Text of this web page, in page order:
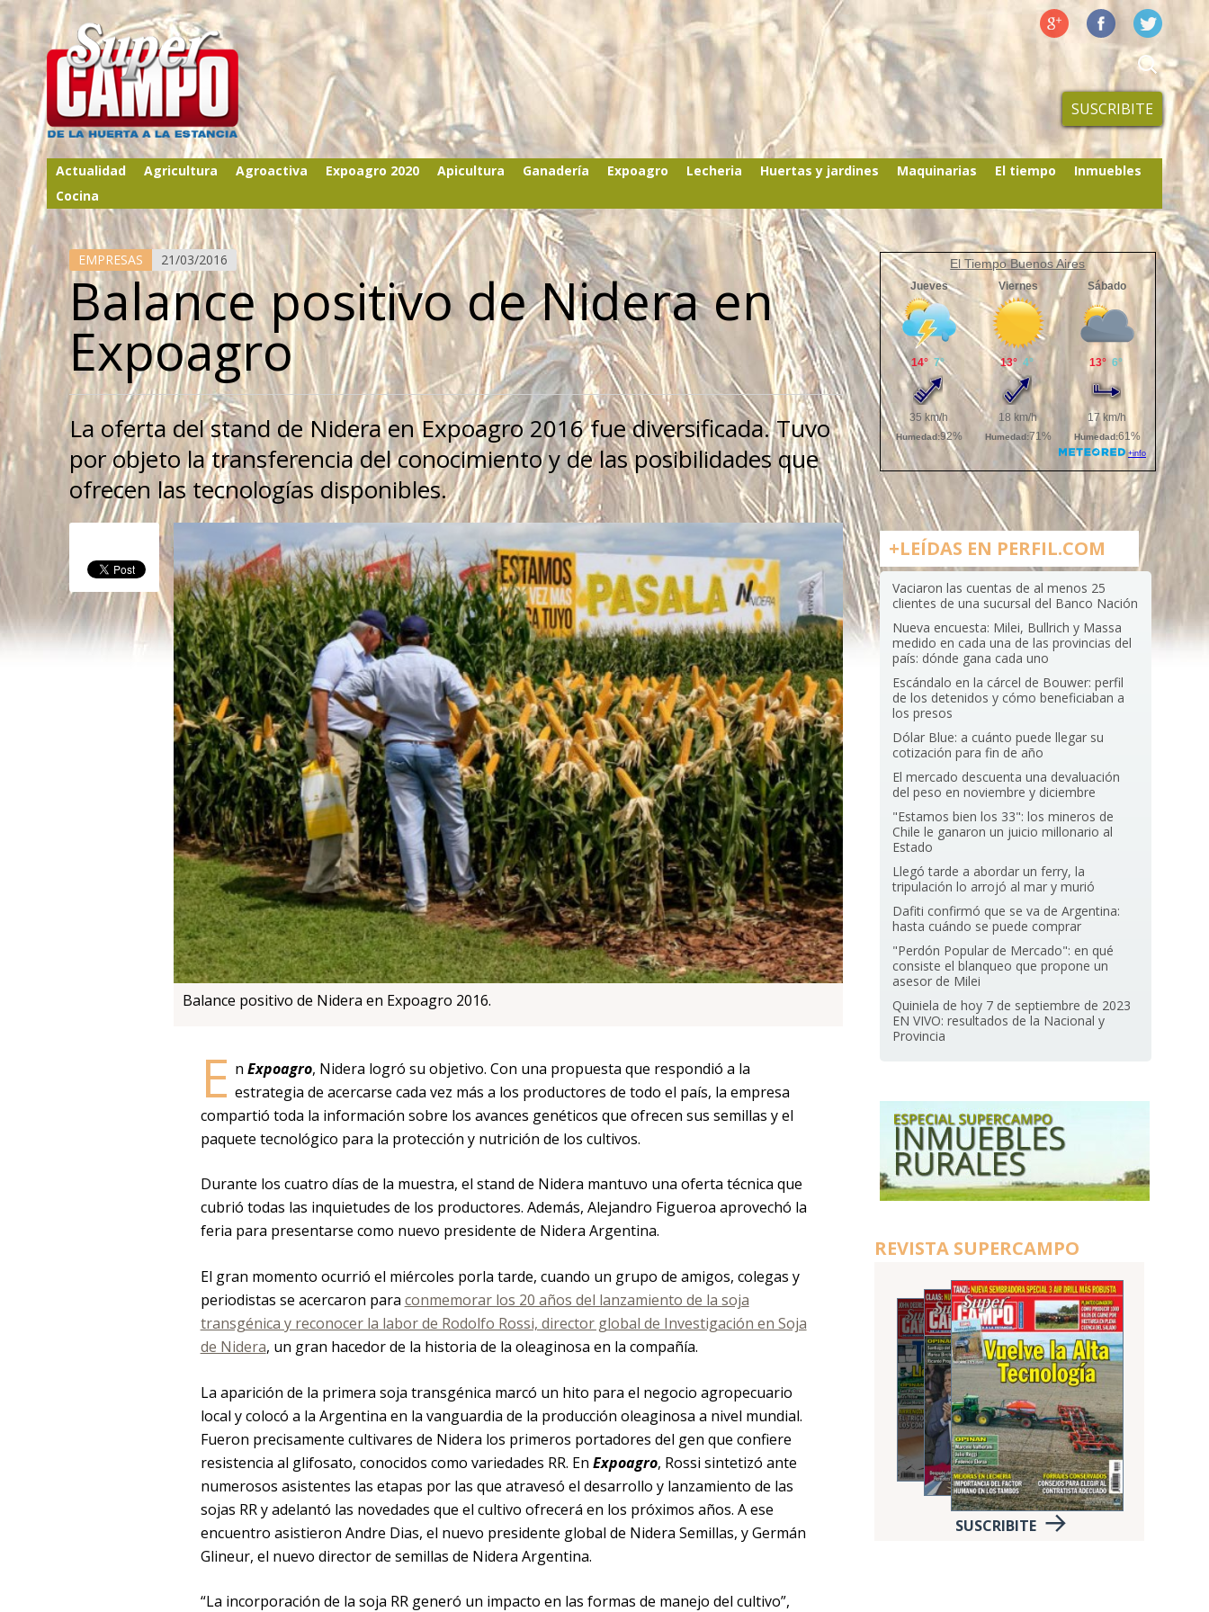
SUSCRIBITE
Actualidad Agricultura Agroactiva Expoagro 2020 Apicultura Ganadería Expoagro Lecheria Huertas y jardines Maquinarias El tiempo
Inmuebles
Cocina
EMPRESAS 21/03/2016
Balance positivo de Nidera en
Expoagro
La oferta del stand de Nidera en Expoagro 2016 fue diversificada. Tuvo
por objeto la transferencia del conocimiento y de las posibilidades que
ofrecen las tecnologías disponibles.
Balance positivo de Nidera en Expoagro 2016.
E n Expoagro, Nidera logró su objetivo. Con una propuesta que respondió a la
estrategia de acercarse cada vez más a los productores de todo el país, la empresa
compartió toda la información sobre los avances genéticos que ofrecen sus semillas y el
paquete tecnológico para la protección y nutrición de los cultivos.
Durante los cuatro días de la muestra, el stand de Nidera mantuvo una oferta técnica que
cubrió todas las inquietudes de los productores. Además, Alejandro Figueroa aprovechó la
feria para presentarse como nuevo presidente de Nidera Argentina.
El gran momento ocurrió el miércoles porla tarde, cuando un grupo de amigos, colegas y
periodistas se acercaron para conmemorar los 20 años del lanzamiento de la soja
transgénica y reconocer la labor de Rodolfo Rossi, director global de Investigación en Soja
de Nidera, un gran hacedor de la historia de la oleaginosa en la compañía.
La aparición de la primera soja transgénica marcó un hito para el negocio agropecuario
local y colocó a la Argentina en la vanguardia de la producción oleaginosa a nivel mundial.
Fueron precisamente cultivares de Nidera los primeros portadores del gen que confiere
resistencia al glifosato, conocidos como variedades RR. En Expoagro, Rossi sintetizó ante
numerosos asistentes las etapas por las que atravesó el desarrollo y lanzamiento de las
sojas RR y adelantó las novedades que el cultivo ofrecerá en los próximos años. A ese
encuentro asistieron Andre Dias, el nuevo presidente global de Nidera Semillas, y Germán
Glineur, el nuevo director de semillas de Nidera Argentina.
“La incorporación de la soja RR generó un impacto en las formas de manejo del cultivo”,
El Tiempo Buenos Aires
+LEÍDAS EN PERFIL.COM
Vaciaron las cuentas de al menos 25
clientes de una sucursal del Banco Nación
Nueva encuesta: Milei, Bullrich y Massa
medido en cada una de las provincias del
país: dónde gana cada uno
Escándalo en la cárcel de Bouwer: perfil
de los detenidos y cómo beneficiaban a
los presos
Dólar Blue: a cuánto puede llegar su
cotización para fin de año
El mercado descuenta una devaluación
del peso en noviembre y diciembre
"Estamos bien los 33": los mineros de
Chile le ganaron un juicio millonario al
Estado
Llegó tarde a abordar un ferry, la
tripulación lo arrojó al mar y murió
Dafiti confirmó que se va de Argentina:
hasta cuándo se puede comprar
"Perdón Popular de Mercado": en qué
consiste el blanqueo que propone un
asesor de Milei
Quiniela de hoy 7 de septiembre de 2023
EN VIVO: resultados de la Nacional y
Provincia
REVISTA SUPERCAMPO
SUSCRIBITE